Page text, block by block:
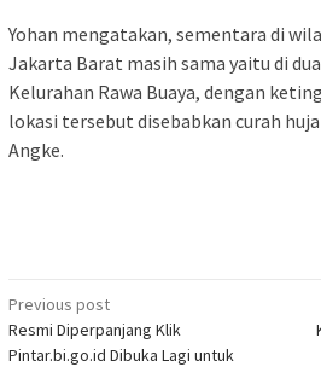
Yohan mengatakan, sementara di
Jakarta Barat masih sama yaitu di
Kelurahan Rawa Buaya, dengan
lokasi tersebut disebabkan curah
Angke.
Post
navigation
Previous post
Resmi Diperpanjang Klik
Pintar.bi.go.id Dibuka Lagi untuk